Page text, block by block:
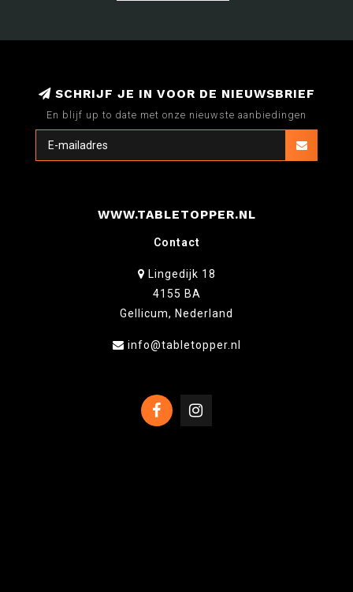
SCHRIJF JE IN VOOR DE NIEUWSBRIEF
En blijf up to date met onze nieuwste aanbiedingen
WWW.TABLETOPPER.NL
Contact
Lingedijk 18
4155 BA
Gellicum, Nederland
info@tabletopper.nl